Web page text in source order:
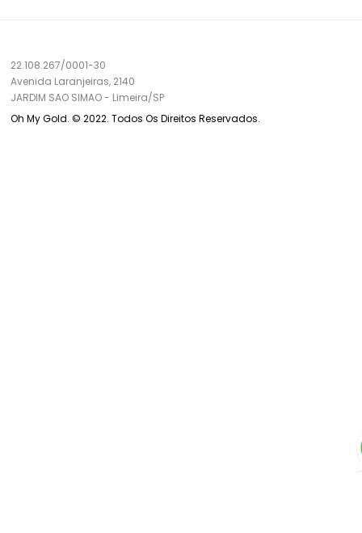
22.108.267/0001-30
Avenida Laranjeiras, 2140
JARDIM SAO SIMAO - Limeira/SP
Oh My Gold. © 2022. Todos Os Direitos Reservados.